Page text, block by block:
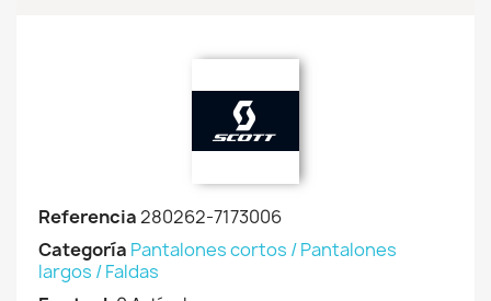
Referencia280262-7173006
Categoría Pantalones cortos / Pantalones
largos / Faldas